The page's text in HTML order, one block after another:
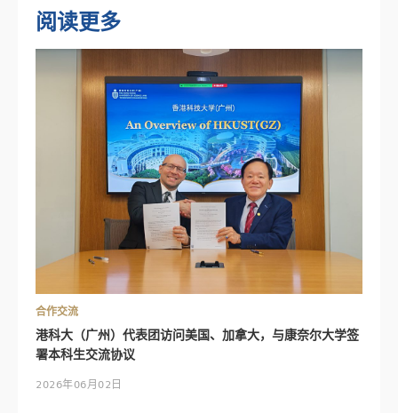
阅读更多
合作交流
港科大（广州）代表团访问美国、加拿大，与康奈尔大学签
署本科生交流协议
2026年06月02日